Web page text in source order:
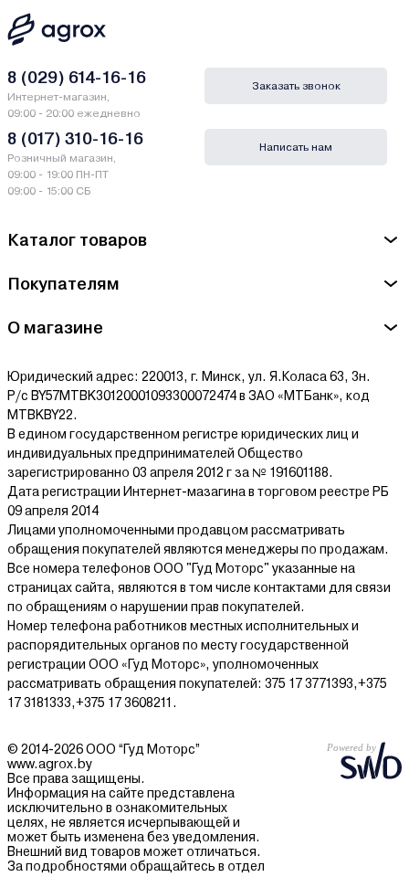
Каталог товаров
Покупателям
О магазине
Юридический адрес: 220013, г. Минск, ул. Я.Коласа 63, 3н.
Р/с BY57MTBK30120001093300072474 в ЗАО «МТБанк», код
MTBKBY22.
В едином государственном регистре юридических лиц и
индивидуальных предпринимателей Общество
зарегистрированно 03 апреля 2012 г за № 191601188.
Дата регистрации Интернет-мазагина в торговом реестре РБ
09 апреля 2014
Лицами уполномоченными продавцом рассматривать
обращения покупателей являются менеджеры по продажам.
Все номера телефонов ООО "Гуд Моторс" указанные на
страницах сайта, являются в том числе контактами для связи
по обращениям о нарушении прав покупателей.
Номер телефона работников местных исполнительных и
распорядительных органов по месту государственной
регистрации ООО «Гуд Моторс», уполномоченных
рассматривать обращения покупателей: 375 17 3771393,+375
17 3181333,+375 17 3608211.
8 (029) 614-16-16
Интернет-магазин,
09:00 - 20:00 ежедневно
8 (017) 310-16-16
Розничный магазин,
09:00 - 19:00 ПН-ПТ
09:00 - 15:00 СБ
Заказать звонок
Написать нам
© 2014-2026 ООО “Гуд Моторс”
www.agrox.by
Все права защищены.
Информация на сайте представлена
исключительно в ознакомительных
целях, не является исчерпывающей и
может быть изменена без уведомления.
Внешний вид товаров может отличаться.
За подробностями обращайтесь в отдел